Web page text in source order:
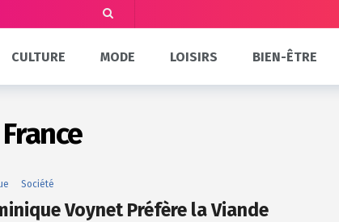
CULTURE MODE LOISIRS BIEN-ÊTRE
Société
Voynet Préfère la Viande